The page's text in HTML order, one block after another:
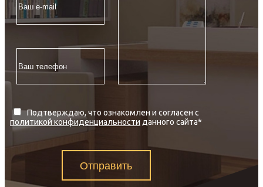
Подтверждаю, что ознакомлен и согласен с
политикой конфиденциальности данного сайта*
Отправить